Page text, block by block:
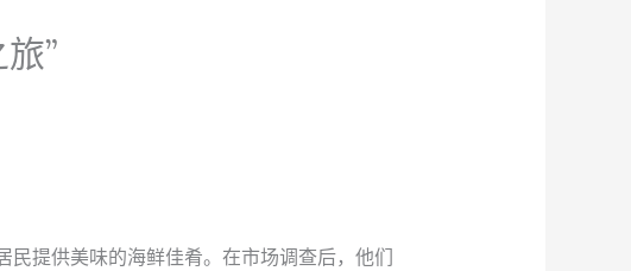
”
提供美味的海鲜佳肴。在市场调查后，他们